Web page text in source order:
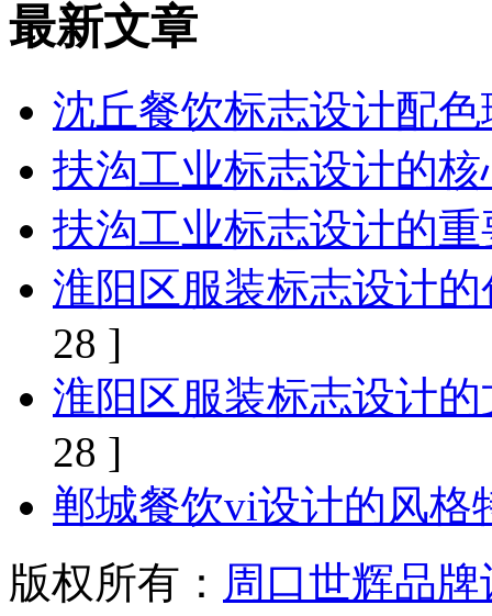
最新文章
沈丘餐饮标志设计配
扶沟工业标志设计的
扶沟工业标志设计的重
淮阳区服装标志设计
28 ]
淮阳区服装标志设计
28 ]
郸城餐饮vi设计的风格
版权所有： 周口世辉品